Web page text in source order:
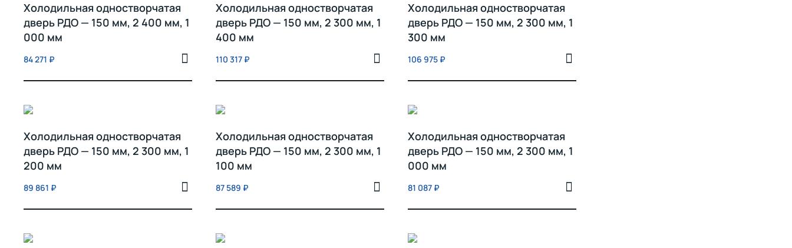
Холодильная одностворчатая
дверь РДО — 150 мм, 2 400 мм, 1
000 мм
84 271 ₽
Холодильная одностворчатая
дверь РДО — 150 мм, 2 300 мм, 1
400 мм
110 317 ₽
Холодильная одностворчатая
дверь РДО — 150 мм, 2 300 мм, 1
300 мм
106 975 ₽
Холодильная одностворчатая
дверь РДО — 150 мм, 2 300 мм, 1
200 мм
89 861 ₽
Холодильная одностворчатая
дверь РДО — 150 мм, 2 300 мм, 1
100 мм
87 589 ₽
Холодильная одностворчатая
дверь РДО — 150 мм, 2 300 мм, 1
000 мм
81 087 ₽